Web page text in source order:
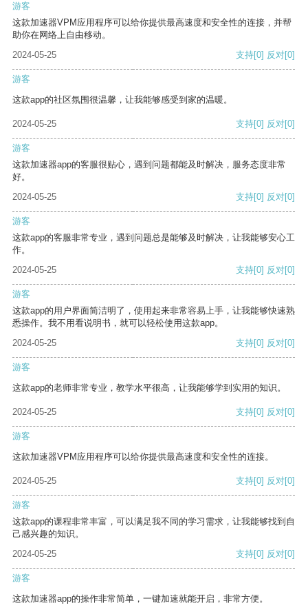
游客
这款加速器VPM应用程序可以给你提供最高速度和安全性的连接，并帮
助你在网络上自由移动。
2024-05-25
支持[0] 反对[0]
游客
这款app的社区氛围很温馨，让我能够感受到家的温暖。
2024-05-25 支持[0] 反对[0]
游客
这款加速器app的客服很贴心，遇到问题都能及时解决，服务态度非常
好。
2024-05-25
支持[0] 反对[0]
游客
这款app的客服非常专业，遇到问题总是能够及时解决，让我能够安心工
作。
2024-05-25
支持[0] 反对[0]
游客
这款app的用户界面简洁明了，使用起来非常容易上手，让我能够快速熟
悉操作。我不用看说明书，就可以轻松使用这款app。
2024-05-25
支持[0] 反对[0]
游客
这款app的老师非常专业，教学水平很高，让我能够学到实用的知识。
2024-05-25 支持[0] 反对[0]
游客
这款加速器VPM应用程序可以给你提供最高速度和安全性的连接。
2024-05-25 支持[0] 反对[0]
游客
这款app的课程非常丰富，可以满足我不同的学习需求，让我能够找到自
己感兴趣的知识。
2024-05-25
支持[0] 反对[0]
游客
这款加速器app的操作非常简单，一键加速就能开启，非常方便。